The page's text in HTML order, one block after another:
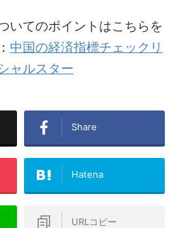
いてのポイントはこちらを
中国の経済指標チェックリ
ャルスター
Share
Hatena
URLコピー